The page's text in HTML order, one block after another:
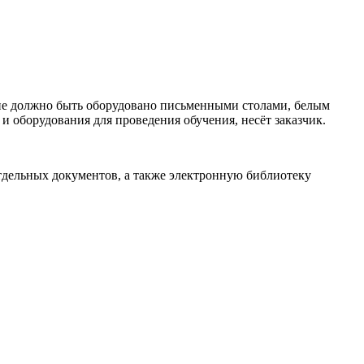
должно быть оборудовано письменными столами, белым
для проведения обучения, несёт заказчик.
документов, а также электронную библиотеку